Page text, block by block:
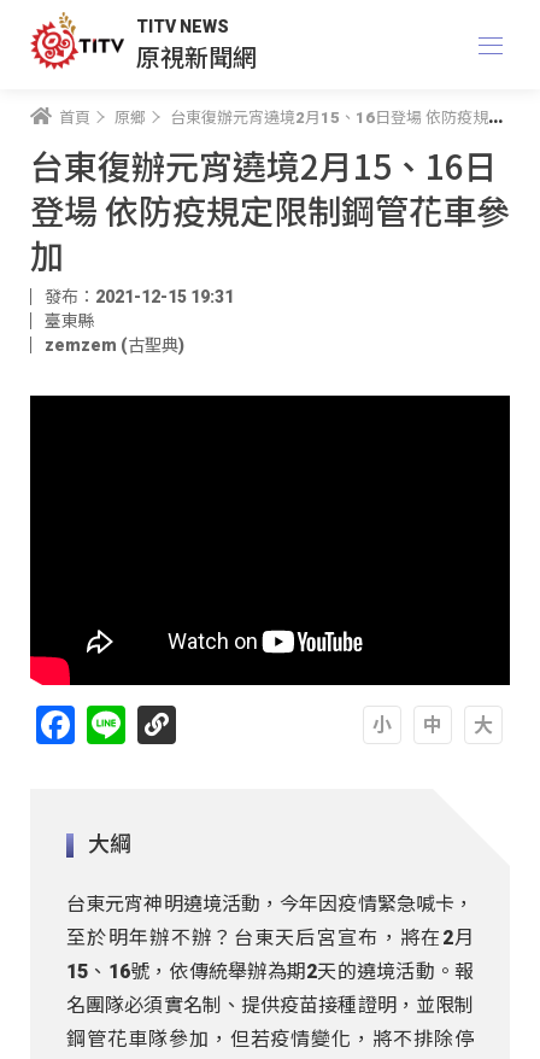
TITV NEWS
原視新聞網
首頁 原鄉 台東復辦元宵遶境2月15、16日登場 依防疫規定限制鋼管花車參加
台東復辦元宵遶境2月15、16日
登場 依防疫規定限制鋼管花車參
加
發布：2021-12-15 19:31
臺東縣
zemzem (古聖典)
Facebook
Line
大綱
台東元宵神明遶境活動，今年因疫情緊急喊卡，
至於明年辦不辦？台東天后宮宣布，將在2月
15、16號，依傳統舉辦為期2天的遶境活動。報
名團隊必須實名制、提供疫苗接種證明，並限制
鋼管花車隊參加，但若疫情變化，將不排除停